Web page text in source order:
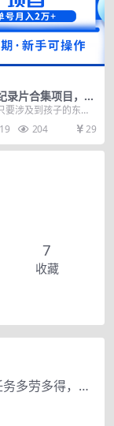
录片合集项目，单
月入2w+
要涉及到孩子的东
意花钱，都是可以操
童纪录片...
204 29
7
收藏
赏帮赚悬赏奖励到账200元，悬赏任务多劳多得，人人可做。